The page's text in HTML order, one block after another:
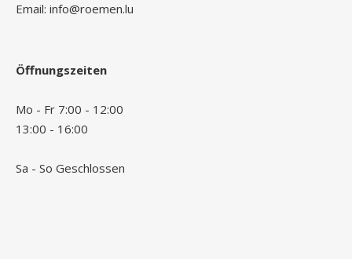
Email: info@roemen.lu
Öffnungszeiten
Mo - Fr 7:00 - 12:00
13:00 - 16:00
Sa - So Geschlossen